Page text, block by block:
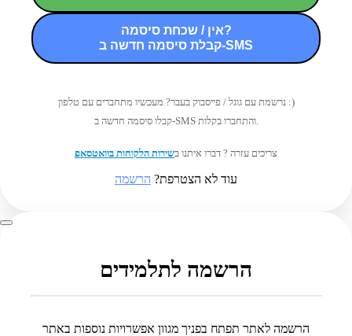
אין / שכחת סיסמה?
קבלת סיסמה חדשה ב-SMS
נרשמת עם גוגל / פייסבוק בעבר? מעכשיו מתחברים עם טלפון :)
קבלו סיסמה חדשה ב-SMS והתחברו בקלות.
צריכים עזרה ? דברו איתנו בשירות הלקוחות בוואטסאפ
עוד לא הצטרפת? הרשמה
הרשמה לתלמידים
הרשמה לאתר תפתח בפניך מגוון אפשרויות נוספות באתר